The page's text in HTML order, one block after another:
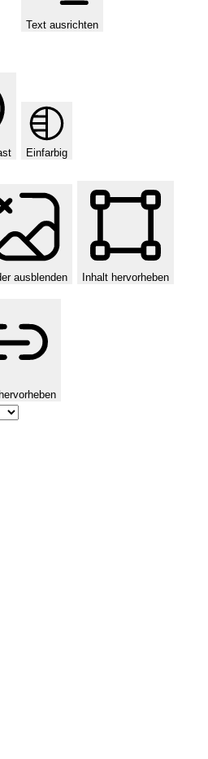
Text ausrichten
Einfarbig
ausblenden Inhalt hervorheben